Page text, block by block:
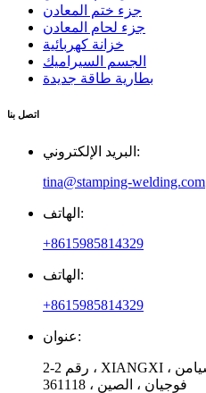
جزء ختم المعادن
جزء لحام المعادن
خزانة كهربائية
الجسم السيراميك
بطارية طاقة جديدة
اتصل بنا
البريد الإلكتروني:
tina@stamping-welding.com
الهاتف:
+8615985814329
الهاتف:
+8615985814329
عنوان:
رقم 2-2 ، XIANGXI الطريق ، تونغان المنطقة ، شيامن ،
فوجيان ، الصين ، 361118